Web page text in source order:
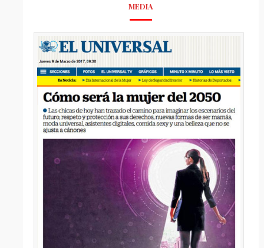
MEDIA